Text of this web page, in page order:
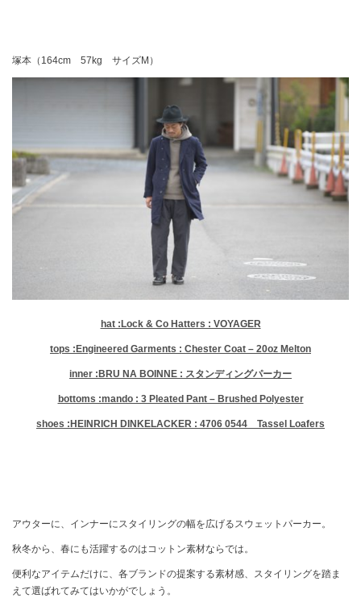
塚本（164cm 57kg サイズM）
hat :Lock & Co Hatters : VOYAGER
tops :Engineered Garments : Chester Coat – 20oz Melton
inner :BRU NA BOINNE : スタンディングパーカー
bottoms :mando : 3 Pleated Pant – Brushed Polyester
shoes :HEINRICH DINKELACKER : 4706 0544 Tassel Loafers
アウターに、インナーにスタイリングの幅を広げるスウェットパーカー。
秋冬から、春にも活躍するのはコットン素材ならでは。
便利なアイテムだけに、各ブランドの提案する素材感、スタイリングを踏ま
えて選ばれてみてはいかがでしょう。